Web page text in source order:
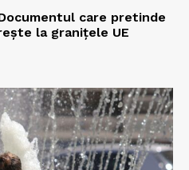
care pretinde
la granițele UE